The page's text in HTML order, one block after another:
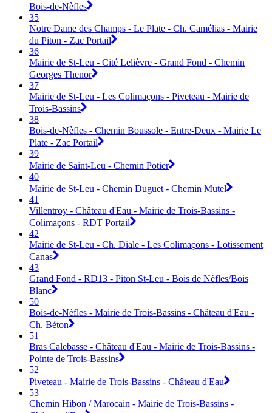
Bois-de-Nèfles
35
Notre Dame des Champs - Le Plate - Ch. Camélias - Mairie
du Piton - Zac Portail
36
Mairie de St-Leu - Cité Lelièvre - Grand Fond - Chemin
Georges Thenor
37
Mairie de St-Leu - Les Colimaçons - Piveteau - Mairie de
Trois-Bassins
38
Bois-de-Nèfles - Chemin Boussole - Entre-Deux - Mairie Le
Plate - Zac Portail
39
Mairie de Saint-Leu - Chemin Potier
40
Mairie de St-Leu - Chemin Duguet - Chemin Mutel
41
Villentroy - Château d'Eau - Mairie de Trois-Bassins -
Colimaçons - RDT Portail
42
Mairie de St-Leu - Ch. Diale - Les Colimaçons - Lotissement
Canas
43
Grand Fond - RD13 - Piton St-Leu - Bois de Nèfles/Bois
Blanc
50
Bois-de-Nèfles - Mairie de Trois-Bassins - Château d'Eau -
Ch. Béton
51
Bras Calebasse - Château d'Eau - Mairie de Trois-Bassins -
Pointe de Trois-Bassins
52
Piveteau - Mairie de Trois-Bassins - Château d'Eau
53
Chemin Hibon / Marocain - Mairie de Trois-Bassins -